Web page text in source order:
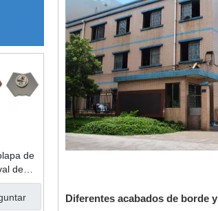
de
de
zinc
de
Diferentes acabados de borde